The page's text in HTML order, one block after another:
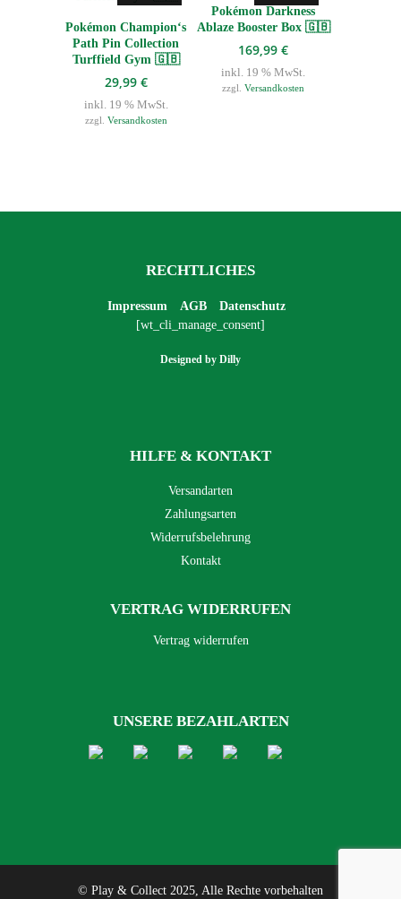
Pokémon Champion‘s
Path Pin Collection
Turffield Gym 🇬🇧
29,99 €
inkl. 19 % MwSt.
zzgl. Versandkosten
Pokémon Darkness
Ablaze Booster Box 🇬🇧
169,99€
inkl. 19 % MwSt.
zzgl.Versandkosten
RECHTLICHES
Impressum AGB
Datenschutz
[wt_cli_manage_consent]
Designed by Dilly
HILFE & KONTAKT
Versandarten
Zahlungsarten
Widerrufsbelehrung
Kontakt
VERTRAG WIDERRUFEN
Vertrag widerrufen
UNSERE BEZAHLARTEN
© Play & Collect 2025, Alle Rechte vorbehalten